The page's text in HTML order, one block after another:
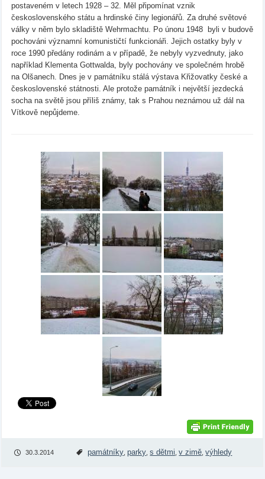
postaveném v letech 1928 – 32. Měl připomínat vznik
československého státu a hrdinské činy legionářů. Za druhé světové
války v něm bylo skladiště Wehrmachtu. Po únoru 1948 byli v budově
pochováni významní komunističtí funkcionáři. Jejich ostatky byly v
roce 1990 předány rodinám a v případě, že nebyly vyzvednuty, jako
například Klementa Gottwalda, byly pochovány ve společném hrobě
na Olšanech. Dnes je v památníku stálá výstava Křižovatky české a
československé státnosti. Ale protože památník i největší jezdecká
socha na světě jsou příliš známy, tak s Prahou neznámou už dál na
Vítkově nepůjdeme.
30.3.2014 památníky ,parky ,s dětmi ,v zimě ,výhledy